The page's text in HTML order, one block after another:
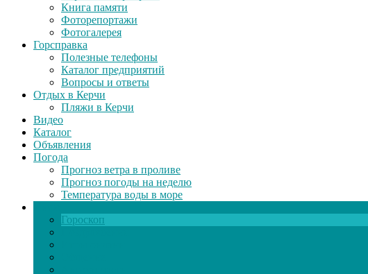
Книга памяти
Фоторепортажи
Фотогалерея
Горсправка
Полезные телефоны
Каталог предприятий
Вопросы и ответы
Отдых в Керчи
Пляжи в Керчи
Видео
Каталог
Объявления
Погода
Прогноз ветра в проливе
Прогноз погоды на неделю
Температура воды в море
Гороскоп